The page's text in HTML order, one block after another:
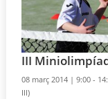
III
08 març 2014 |9:00 -
III)